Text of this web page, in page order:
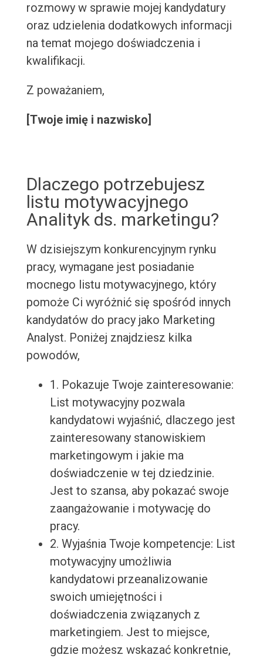
rozmowy w sprawie mojej kandydatury
oraz udzielenia dodatkowych informacji
na temat mojego doświadczenia i
kwalifikacji.
Z poważaniem,
[Twoje imię i nazwisko]
Dlaczego potrzebujesz
listu motywacyjnego
Analityk ds. marketingu?
W dzisiejszym konkurencyjnym rynku
pracy, wymagane jest posiadanie
mocnego listu motywacyjnego, który
pomoże Ci wyróżnić się spośród innych
kandydatów do pracy jako Marketing
Analyst. Poniżej znajdziesz kilka
powodów,
1. Pokazuje Twoje zainteresowanie:
List motywacyjny pozwala
kandydatowi wyjaśnić, dlaczego jest
zainteresowany stanowiskiem
marketingowym i jakie ma
doświadczenie w tej dziedzinie.
Jest to szansa, aby pokazać swoje
zaangażowanie i motywację do
pracy.
2. Wyjaśnia Twoje kompetencje: List
motywacyjny umożliwia
kandydatowi przeanalizowanie
swoich umiejętności i
doświadczenia związanych z
marketingiem. Jest to miejsce,
gdzie możesz wskazać konkretnie,